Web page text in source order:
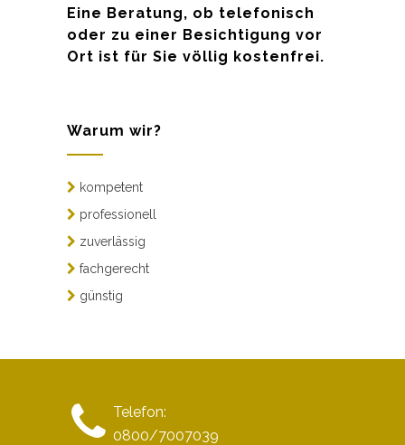
Eine Beratung, ob telefonisch
oder zu einer Besichtigung vor
Ort ist für Sie völlig kostenfrei.
Warum wir?
kompetent
professionell
zuverlässig
fachgerecht
günstig
Telefon:
0800/7007039